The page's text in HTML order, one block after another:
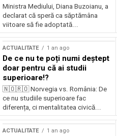
Ministra Mediului, Diana Buzoianu, a
declarat că speră ca săptămâna
viitoare să fie adoptată...
ACTUALITATE 1 an ago
De ce nu te poți numi deștept
doar pentru că ai studii
superioare!?
🇳🇴🇷🇴 Norvegia vs. România: De
ce nu studiile superioare fac
diferența, ci mentalitatea civică...
ACTUALITATE 1 an ago